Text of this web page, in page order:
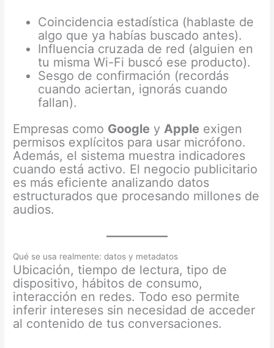
Coincidencia estadística (hablaste de
algo que ya habías buscado antes).
Influencia cruzada de red (alguien en
tu misma Wi-Fi buscó ese producto).
Sesgo de confirmación (recordás
cuando aciertan, ignorás cuando
fallan).
Empresas como Google yApple exigen
permisos explícitos para usar micrófono.
Además, el sistema muestra indicadores
cuando está activo. El negocio publicitario
es más eficiente analizando datos
estructurados que procesando millones de
audios.
Qué se usa realmente: datos y metadatos
Ubicación, tiempo de lectura, tipo de
dispositivo, hábitos de consumo,
interacción en redes. Todo eso permite
inferir intereses sin necesidad de acceder
al contenido de tus conversaciones.